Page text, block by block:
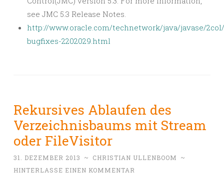
see JMC 5.3 Release Notes.
http://www.oracle.com/technetwork/java/javase/
bugfixes-2202029.html
Rekursives Ablaufen des
Verzeichnisbaums mit Stream
oder FileVisitor
31. DEZEMBER 2013 ~ CHRISTIAN ULLENBOOM
~
HINTERLASSE EINEN KOMMENTAR